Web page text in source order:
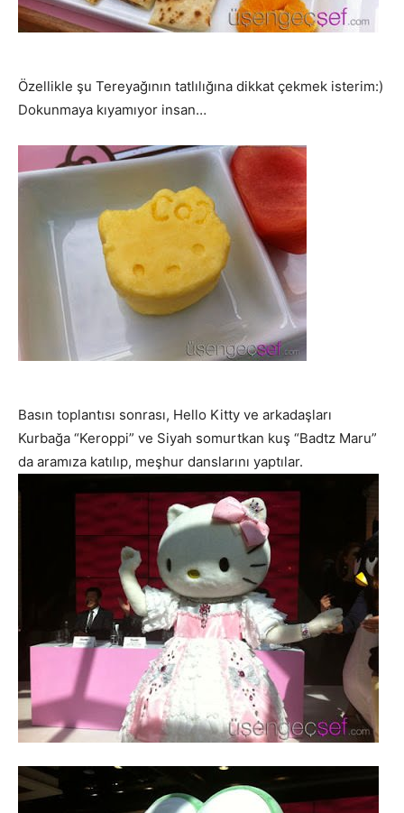
Özellikle şu Tereyağının tatlılığına dikkat çekmek isterim:)
Dokunmaya kıyamıyor insan…
Basın toplantısı sonrası, Hello Kitty ve arkadaşları
Kurbağa “Keroppi” ve Siyah somurtkan kuş “Badtz Maru”
da aramıza katılıp, meşhur danslarını yaptılar.